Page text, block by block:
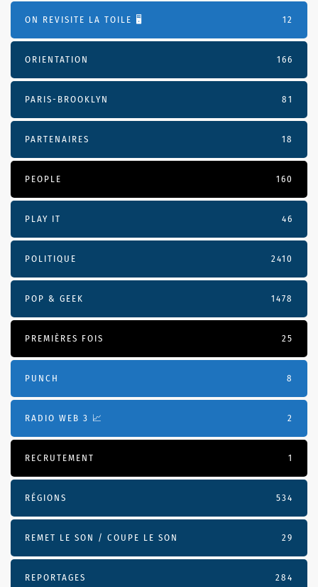
ON REVISITE LA TOILE 🖥️ 12
ORIENTATION 166
PARIS-BROOKLYN 81
PARTENAIRES 18
PEOPLE 160
PLAY IT 46
POLITIQUE 2410
POP & GEEK 1478
PREMIÈRES FOIS 25
PUNCH 8
RADIO WEB 3 📈 2
RECRUTEMENT 1
RÉGIONS 534
REMET LE SON / COUPE LE SON 29
REPORTAGES 284